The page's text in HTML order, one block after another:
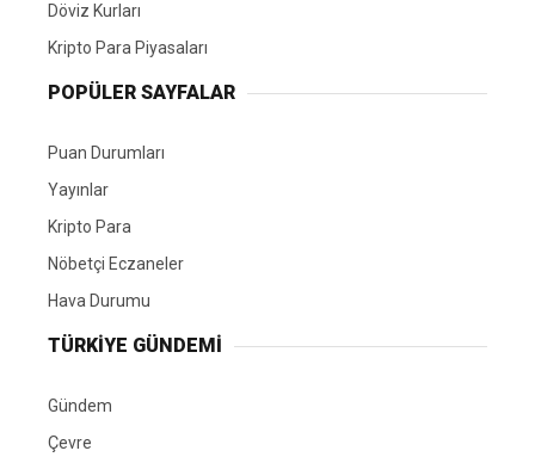
Döviz Kurları
Kripto Para Piyasaları
POPÜLER SAYFALAR
Puan Durumları
Yayınlar
Kripto Para
Nöbetçi Eczaneler
Hava Durumu
TÜRKIYE GÜNDEMI
Gündem
Çevre